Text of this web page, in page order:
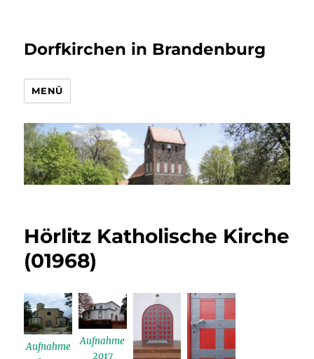
Dorfkirchen in Brandenburg
MENÜ
Hörlitz Katholische Kirche
(01968)
Aufnahme
Aufnahme
2017